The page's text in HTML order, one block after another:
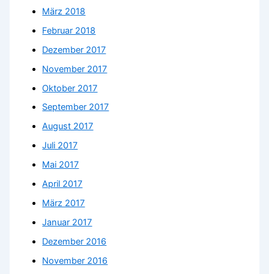
März 2018
Februar 2018
Dezember 2017
November 2017
Oktober 2017
September 2017
August 2017
Juli 2017
Mai 2017
April 2017
März 2017
Januar 2017
Dezember 2016
November 2016